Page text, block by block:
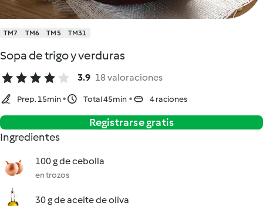
TM7 TM6 TM5 TM31
Sopa de trigo y verduras
3.9 18 valoraciones
Prep. 15min Total 45min 4 raciones
Registrarse gratis
Ingredientes
100 g de cebolla
en trozos
30 g de aceite de oliva